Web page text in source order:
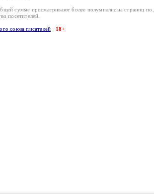
сумме просматривают более полумиллиона страниц
посетителей.
союза писателей 18+